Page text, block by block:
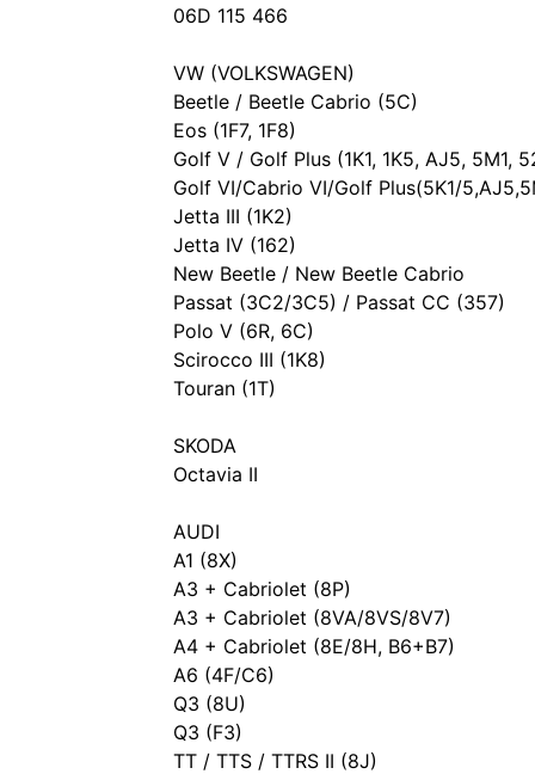
06D 115 466
VW (VOLKSWAGEN)
Beetle / Beetle Cabrio (5C)
Eos (1F7, 1F8)
Golf V / Golf Plus (1K1, 1K5, AJ5, 5M1,
Golf VI/Cabrio VI/Golf Plus(5K1/
Jetta III (1K2)
Jetta IV (162)
New Beetle / New Beetle Cabrio
Passat (3C2/3C5) / Passat CC (357)
Polo V (6R, 6C)
Scirocco III (1K8)
Touran (1T)
SKODA
Octavia II
AUDI
A1 (8X)
A3 + Cabriolet (8P)
A3 + Cabriolet (8VA/8VS/8V7)
A4 + Cabriolet (8E/8H, B6+B7)
A6 (4F/C6)
Q3 (8U)
Q3 (F3)
TT / TTS / TTRS II (8J)